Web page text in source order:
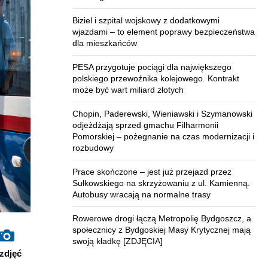
Biziel i szpital wojskowy z dodatkowymi
wjazdami – to element poprawy bezpieczeństwa
dla mieszkańców
PESA przygotuje pociągi dla największego
polskiego przewoźnika kolejowego. Kontrakt
może być wart miliard złotych
Chopin, Paderewski, Wieniawski i Szymanowski
odjeżdżają sprzed gmachu Filharmonii
Pomorskiej – pożegnanie na czas modernizacji i
rozbudowy
Prace skończone – jest już przejazd przez
Sułkowskiego na skrzyżowaniu z ul. Kamienną.
Autobusy wracają na normalne trasy
Rowerowe drogi łączą Metropolię Bydgoszcz, a
społecznicy z Bydgoskiej Masy Krytycznej mają
swoją kładkę [ZDJĘCIA]